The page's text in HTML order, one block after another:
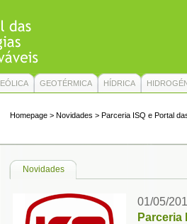
EÓLICA GEOTÉRMICA HÍDRICA
Homepage > Novidades > Parceria ISQ e Portal
Novidades
01/05/
Parceria